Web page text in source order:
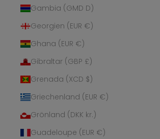
Gambia (GMD D)
Georgien (EUR €)
Ghana (EUR €)
Gibraltar (GBP £)
Grenada (XCD $)
Griechenland (EUR €)
Grönland (DKK kr.)
Guadeloupe (EUR €)